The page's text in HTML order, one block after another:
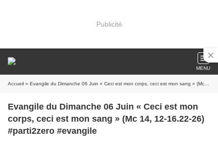
Publicité
MENU
Accueil » Evangile du Dimanche 06 Juin « Ceci est mon corps, ceci est mon sang » (Mc 14, 12-16.22-26) #parti2zero #evangile
Evangile du Dimanche 06 Juin « Ceci est mon
corps, ceci est mon sang » (Mc 14, 12-16.22-26)
#parti2zero #evangile